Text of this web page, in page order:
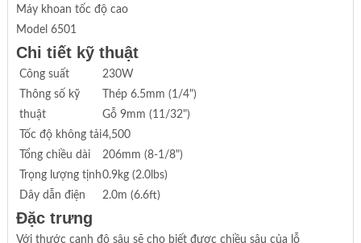
Máy khoan tốc độ cao
Model 6501
Chi tiết kỹ thuật
Công suất
230W
Thông số kỹ
thuật
Thép 6.5mm (1/4")
Gỗ 9mm (11/32")
Tốc độ không tải4,500
Tổng chiều dài
206mm (8-1/8")
Trọng lượng tịnh0.9kg (2.0lbs)
Dây dẫn điện
2.0m (6.6ft)
Đặc trưng
Với thước canh độ sâu sẽ cho biết được chiều sâu của lỗ